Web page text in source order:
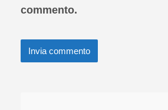
commento.